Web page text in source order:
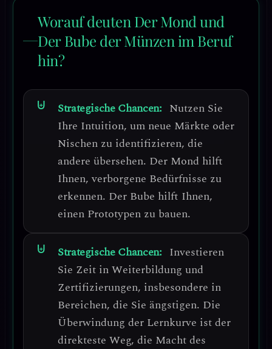
Worauf deuten Der Mond und
Der Bube der Münzen im Beruf
hin?
Strategische Chancen: Nutzen Sie
Ihre Intuition, um neue Märkte oder
Nischen zu identifizieren, die
andere übersehen. Der Mond hilft
Ihnen, verborgene Bedürfnisse zu
erkennen. Der Bube hilft Ihnen,
einen Prototypen zu bauen.
Strategische Chancen: Investieren
Sie Zeit inWeiterbildung und
Zertifizierungen, insbesondere in
Bereichen, die Sie ängstigen. Die
Überwindung der Lernkurve ist der
direkteste Weg, die Macht des